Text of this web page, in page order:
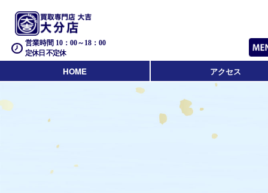
営業時間 10：00～18：00
定休日 不定休
HOME アクセス